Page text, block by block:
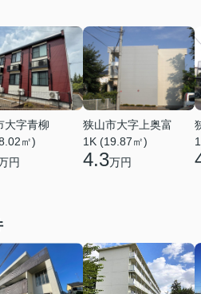
大字青柳
㎡)
円
狭山市大字上奥富
1K (19.87㎡)
4.3万円